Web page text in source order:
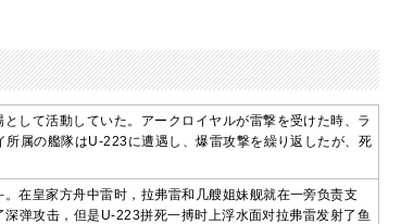
して活動していた。アークロイヤルが雷撃を受けた時、ラ
属の艦隊はU-223に遭遇し、爆雷攻撃を繰り返したが、死
在皇家方舟中雷时，拉弗雷和几艘姐妹舰就在一旁负责支
弹攻击，但是U-223拼死一搏时上浮水面对拉弗雷发射了鱼